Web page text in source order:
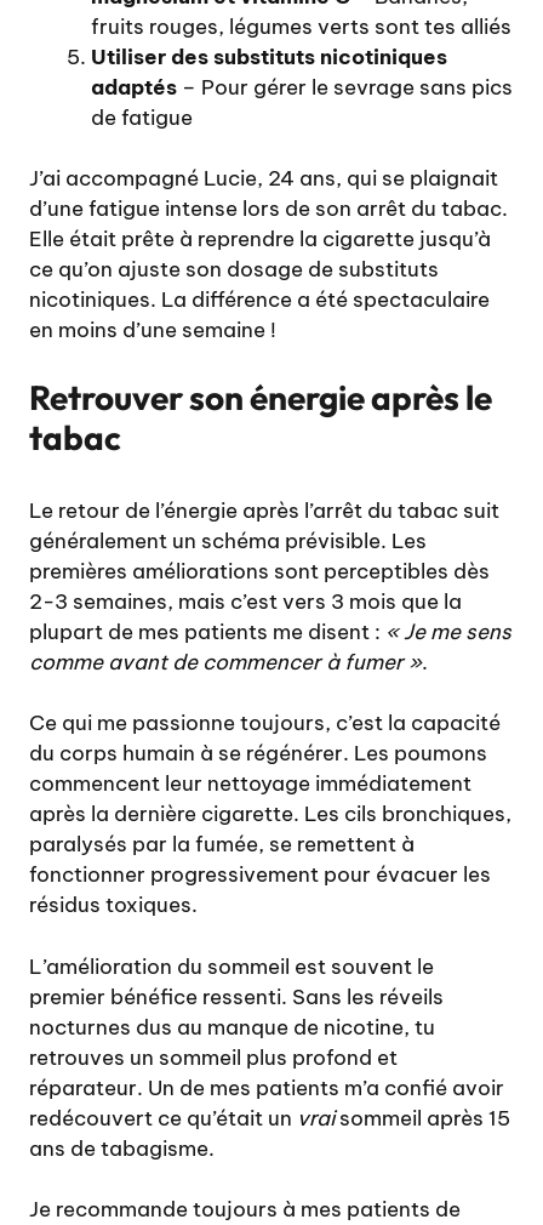
fruits rouges, légumes verts sont tes alliés
Utiliser des substituts nicotiniques
adaptés – Pour gérer le sevrage sans pics
de fatigue
J’ai accompagné Lucie, 24 ans, qui se plaignait
d’une fatigue intense lors de son arrêt du tabac.
Elle était prête à reprendre la cigarette jusqu’à
ce qu’on ajuste son dosage de substituts
nicotiniques. La différence a été spectaculaire
en moins d’une semaine !
Retrouver son énergie après le
tabac
Le retour de l’énergie après l’arrêt du tabac suit
généralement un schéma prévisible. Les
premières améliorations sont perceptibles dès
2-3 semaines, mais c’est vers 3 mois que la
plupart de mes patients me disent : « Je me sens
comme avant de commencer à fumer ».
Ce qui me passionne toujours, c’est la capacité
du corps humain à se régénérer. Les poumons
commencent leur nettoyage immédiatement
après la dernière cigarette. Les cils bronchiques,
paralysés par la fumée, se remettent à
fonctionner progressivement pour évacuer les
résidus toxiques.
L’amélioration du sommeil est souvent le
premier bénéfice ressenti. Sans les réveils
nocturnes dus au manque de nicotine, tu
retrouves un sommeil plus profond et
réparateur. Un de mes patients m’a confié avoir
redécouvert ce qu’était un vraisommeil après 15
ans de tabagisme.
Je recommande toujours à mes patients de